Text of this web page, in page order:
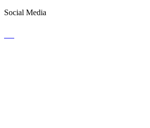
Social Media